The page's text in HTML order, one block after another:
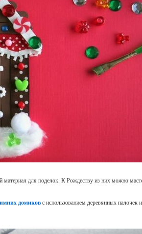
материал для поделок. К Рождеству из них можно
домиковс использованием деревянных палочек